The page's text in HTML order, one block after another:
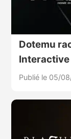
Dotemu
Interactive
Publié le 05/